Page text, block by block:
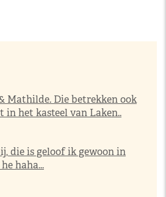
Mathilde. Die betrekken ook
in het kasteel van Laken..
die is geloof ik gewoon in
haha...